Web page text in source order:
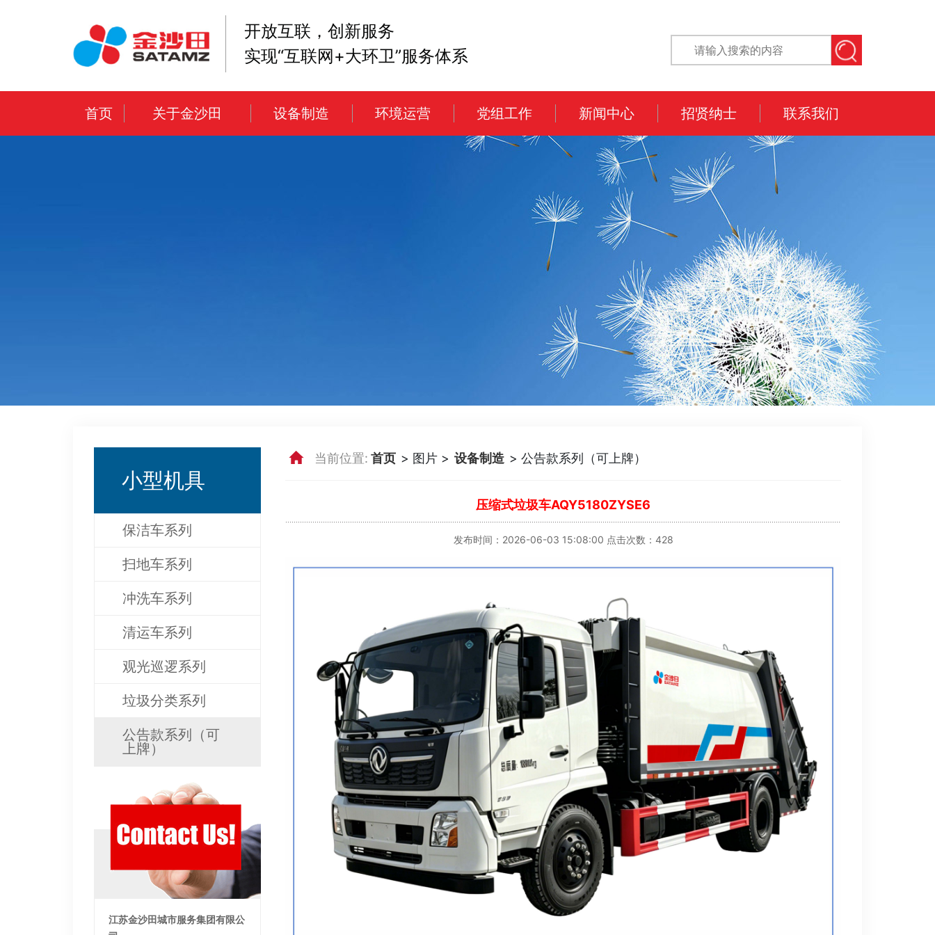
开放互联，创新服务
实现“互联网+大环卫”服务体系
首页 关于金沙田 设备制造 环境运营 党组工作 新闻中心 招贤纳士 联系我们
小型机具
保洁车系列
扫地车系列
冲洗车系列
清运车系列
观光巡逻系列
垃圾分类系列
公告款系列（可
上牌）
江苏金沙田城市服务集团有限公
当前位置: 首页 > 图片 > 设备制造 > 公告款系列（可上牌）
压缩式垃圾车AQY5180ZYSE6
发布时间：2026-06-03 15:08:00 点击次数：428